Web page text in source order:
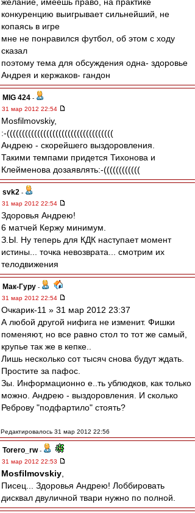
конкуренцию выигрывает сильнейший, не
копаясь в игре
мне не понравился футбол, об этом с ходу
сказал
поэтому тема для обсуждения одна- здоровье
Андрея и кержаков- гандон
MIG 424 -
31 мар 2012 22:54
Mosfilmovskiy,
:-(((((((((((((((((((((((((((((((((((
Андрею - скорейшего выздоровления.
Такими темпами придется Тихонова и
Клейменова дозаявлять:-((((((((((((
svk2 -
31 мар 2012 22:54
Здоровья Андрею!
6 матчей Кержу минимум.
З.Ы. Ну теперь для КДК наступает момент
истины... точка невозврата... смотрим их
телодвижения
Мак-Гуру -
31 мар 2012 22:54
Очкарик-11 » 31 мар 2012 23:37
А любой другой нифига не изменит. Фишки
поменяют, но все равно стол то тот же самый,
крупье так же в кепке..
Лишь несколько сот тысяч снова будут ждать.
Простите за пафос.
Зы. Информационно е..ть ублюдков, как только
можно. Андрею - выздоровления. И сколько
Реброву "подфартило" стоять?
Редактировалось 31 мар 2012 22:56
Torero_rw-
31 мар 2012 22:53
Mosfilmovskiy
Писец... Здоровья Андрею! Лоббировать
дисквал двуличной твари нужно по полной.